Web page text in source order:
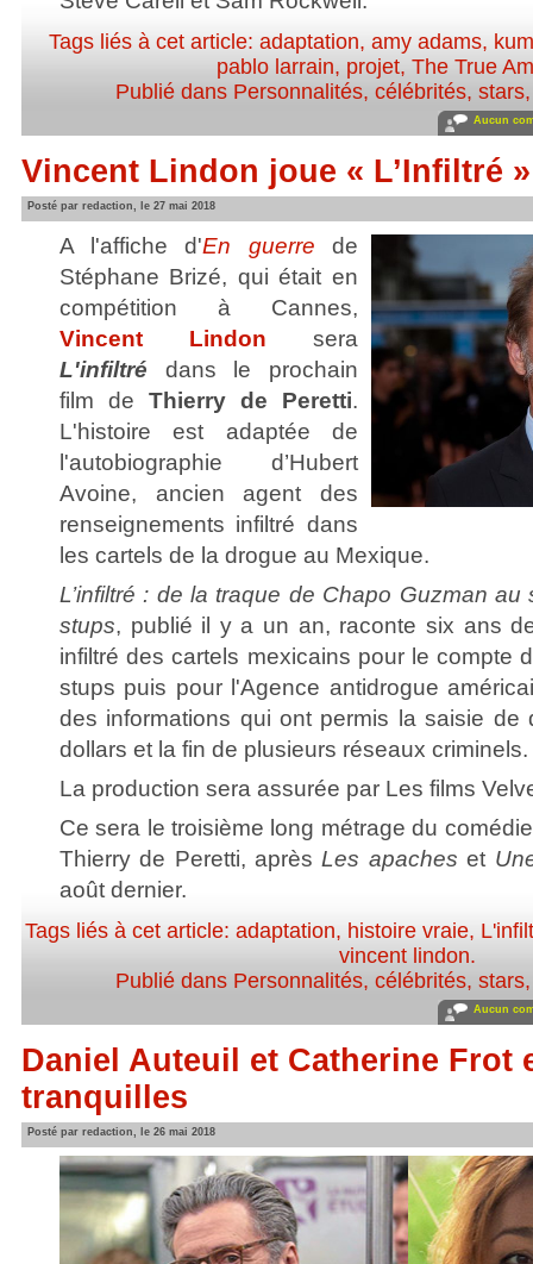
Tags liés à cet article:adaptation,amy adams,
pablo larrain, projet,The True
Publié dans Personnalités, célébrités, stars
Aucun
Vincent Lindon joue « L’Infiltré »
Posté par redaction, le 27 mai 2018
A l'affiche d'En guerre de
Stéphane Brizé, qui était en
compétition à Cannes,
Vincent Lindon sera
L'infiltré dans le prochain
film de Thierry de Peretti.
L'histoire est adaptée de
l'autobiographie d’Hubert
Avoine, ancien agent des
renseignements infiltré dans
les cartels de la drogue au Mexique.
L’infiltré : de la traque de Chapo Guzman
stups, publié il y a un an, raconte six ans
infiltré des cartels mexicains pour le compte
stups puis pour l'Agence antidrogue
des informations qui ont permis la saisie de
dollars et la fin de plusieurs réseaux criminels.
La production sera assurée par Les films
Ce sera le troisième long métrage du
Thierry de Peretti, aprèsLes apaches et
août dernier.
Tags liés à cet article: adaptation, histoire vraie,
vincent lindon.
Publié dans Personnalités, célébrités, stars
Aucun
Daniel Auteuil et Catherine Frot
tranquilles
Posté par redaction, le 26 mai 2018